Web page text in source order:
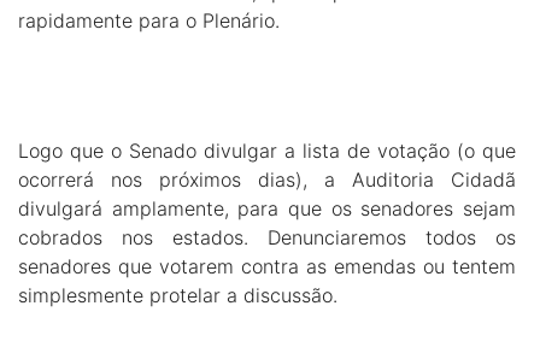
rapidamente para o Plenário.
Logo que o Senado divulgar a lista de votação (o que
ocorrerá nos próximos dias), a Auditoria Cidadã
divulgará amplamente, para que os senadores sejam
cobrados nos estados. Denunciaremos todos os
senadores que votarem contra as emendas ou tentem
simplesmente protelar a discussão.